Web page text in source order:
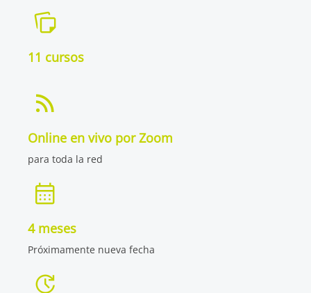
11 cursos
Online en vivo por Zoom
para toda la red
4 meses
Próximamente nueva fecha